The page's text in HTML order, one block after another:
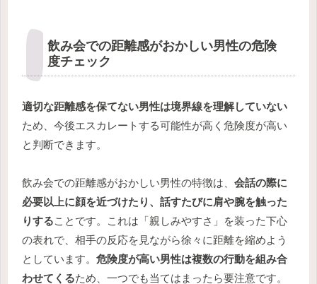
飲み会での距離感がおかしい男性の危険
度チェック
適切な距離感を保てない男性は境界線を理解していない
ため、今後エスカレートする可能性が高く危険度が高い
と判断できます。
飲み会での距離感がおかしい男性の特徴は、 会話の際に
必要以上に顔を近づけたり、話すたびに肩や腕を触った
りすることです。これは「親しみやすさ」を装った下心
の表れで、相手の反応を見ながら徐々に距離を縮めよう
としています。 危険度が高い男性は複数の行動を組み合
わせてくるため、一つでも当てはまったら要注意です。